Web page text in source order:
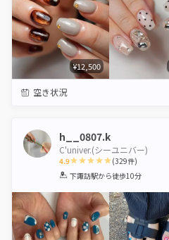
¥12,500
空き状況
h__0807.k
C'univer.(シーユニバー)
4.9
1 2 3 4 5
(329件)
下諏訪駅から徒歩10分